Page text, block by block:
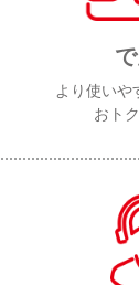
より使いや
おト